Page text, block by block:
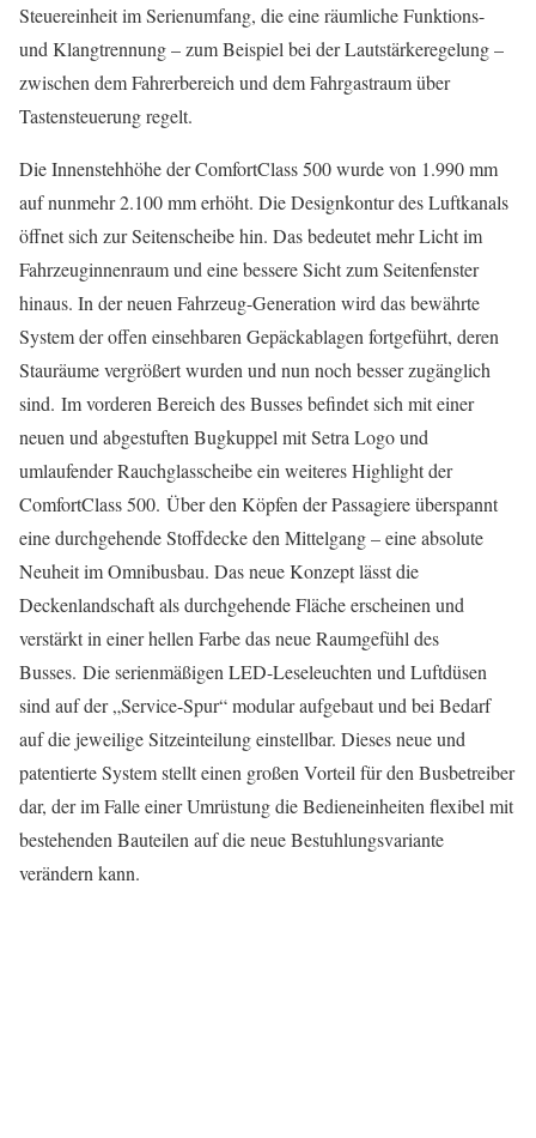
Steuereinheit im Serienumfang, die eine räumliche Funktions-
und Klangtrennung – zum Beispiel bei der Lautstärkeregelung –
zwischen dem Fahrerbereich und dem Fahrgastraum über
Tastensteuerung regelt.
Die Innenstehhöhe der ComfortClass 500 wurde von 1.990 mm
auf nunmehr 2.100 mm erhöht. Die Designkontur des Luftkanals
öffnet sich zur Seitenscheibe hin. Das bedeutet mehr Licht im
Fahrzeuginnenraum und eine bessere Sicht zum Seitenfenster
hinaus. In der neuen Fahrzeug-Generation wird das bewährte
System der offen einsehbaren Gepäckablagen fortgeführt, deren
Stauräume vergrößert wurden und nun noch besser zugänglich
sind. Im vorderen Bereich des Busses befindet sich mit einer
neuen und abgestuften Bugkuppel mit Setra Logo und
umlaufender Rauchglasscheibe ein weiteres Highlight der
ComfortClass 500. Über den Köpfen der Passagiere überspannt
eine durchgehende Stoffdecke den Mittelgang – eine absolute
Neuheit im Omnibusbau. Das neue Konzept lässt die
Deckenlandschaft als durchgehende Fläche erscheinen und
verstärkt in einer hellen Farbe das neue Raumgefühl des
Busses. Die serienmäßigen LED-Leseleuchten und Luftdüsen
sind auf der „Service-Spur“ modular aufgebaut und bei Bedarf
auf die jeweilige Sitzeinteilung einstellbar. Dieses neue und
patentierte System stellt einen großen Vorteil für den Busbetreiber
dar, der im Falle einer Umrüstung die Bedieneinheiten flexibel mit
bestehenden Bauteilen auf die neue Bestuhlungsvariante
verändern kann.